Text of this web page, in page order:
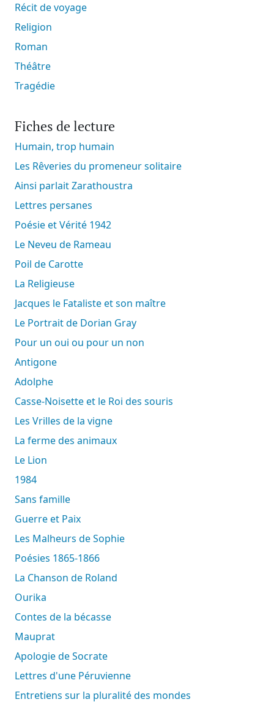
Récit de voyage
Religion
Roman
Théâtre
Tragédie
Fiches de lecture
Humain, trop humain
Les Rêveries du promeneur solitaire
Ainsi parlait Zarathoustra
Lettres persanes
Poésie et Vérité 1942
Le Neveu de Rameau
Poil de Carotte
La Religieuse
Jacques le Fataliste et son maître
Le Portrait de Dorian Gray
Pour un oui ou pour un non
Antigone
Adolphe
Casse-Noisette et le Roi des souris
Les Vrilles de la vigne
La ferme des animaux
Le Lion
1984
Sans famille
Guerre et Paix
Les Malheurs de Sophie
Poésies 1865-1866
La Chanson de Roland
Ourika
Contes de la bécasse
Mauprat
Apologie de Socrate
Lettres d'une Péruvienne
Entretiens sur la pluralité des mondes